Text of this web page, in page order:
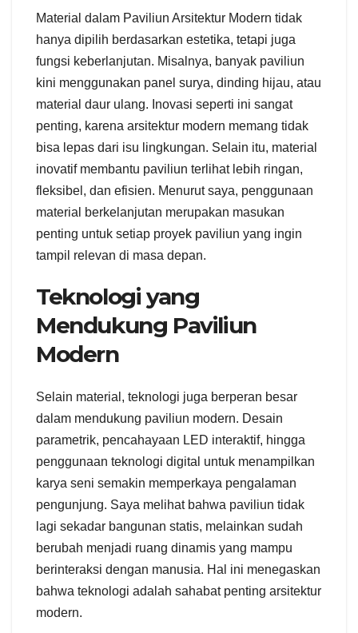
Material dalam Paviliun Arsitektur Modern tidak
hanya dipilih berdasarkan estetika, tetapi juga
fungsi keberlanjutan. Misalnya, banyak paviliun
kini menggunakan panel surya, dinding hijau, atau
material daur ulang. Inovasi seperti ini sangat
penting, karena arsitektur modern memang tidak
bisa lepas dari isu lingkungan. Selain itu, material
inovatif membantu paviliun terlihat lebih ringan,
fleksibel, dan efisien. Menurut saya, penggunaan
material berkelanjutan merupakan masukan
penting untuk setiap proyek paviliun yang ingin
tampil relevan di masa depan.
Teknologi yang
Mendukung Paviliun
Modern
Selain material, teknologi juga berperan besar
dalam mendukung paviliun modern. Desain
parametrik, pencahayaan LED interaktif, hingga
penggunaan teknologi digital untuk menampilkan
karya seni semakin memperkaya pengalaman
pengunjung. Saya melihat bahwa paviliun tidak
lagi sekadar bangunan statis, melainkan sudah
berubah menjadi ruang dinamis yang mampu
berinteraksi dengan manusia. Hal ini menegaskan
bahwa teknologi adalah sahabat penting arsitektur
modern.